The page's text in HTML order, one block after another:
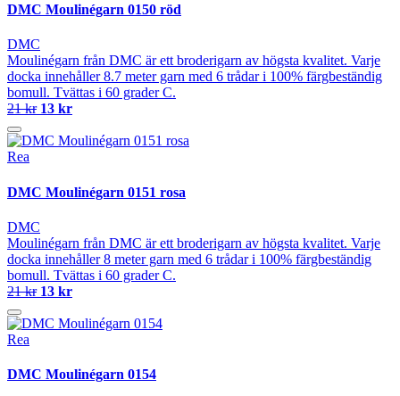
DMC Moulinégarn 0150 röd
DMC
Moulinégarn från DMC är ett broderigarn av högsta kvalitet. Varje
docka innehåller 8.7 meter garn med 6 trådar i 100% färgbeständig
bomull. Tvättas i 60 grader C.
21 kr 13 kr
Rea
DMC Moulinégarn 0151 rosa
DMC
Moulinégarn från DMC är ett broderigarn av högsta kvalitet. Varje
docka innehåller 8 meter garn med 6 trådar i 100% färgbeständig
bomull. Tvättas i 60 grader C.
21 kr 13 kr
Rea
DMC Moulinégarn 0154